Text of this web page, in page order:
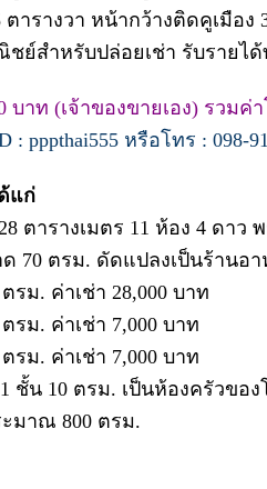
ารางวา หน้ากว้างติดคูเมือ
ย์สำหรับปล่อยเช่า รับรายไ
บาท (เจ้าของขายเอง) รวมค่
pppthai555 หรือโทร : 098-
แก่
ตารางเมตร 11 ห้อง 4 ดา
70 ตรม. ดัดแปลงเป็นร้านอา
รม. ค่าเช่า 28,000 บาท
รม. ค่าเช่า 7,000 บาท
รม. ค่าเช่า 7,000 บาท
ชั้น 10 ตรม. เป็นห้องครัวของ
มาณ 800 ตรม.